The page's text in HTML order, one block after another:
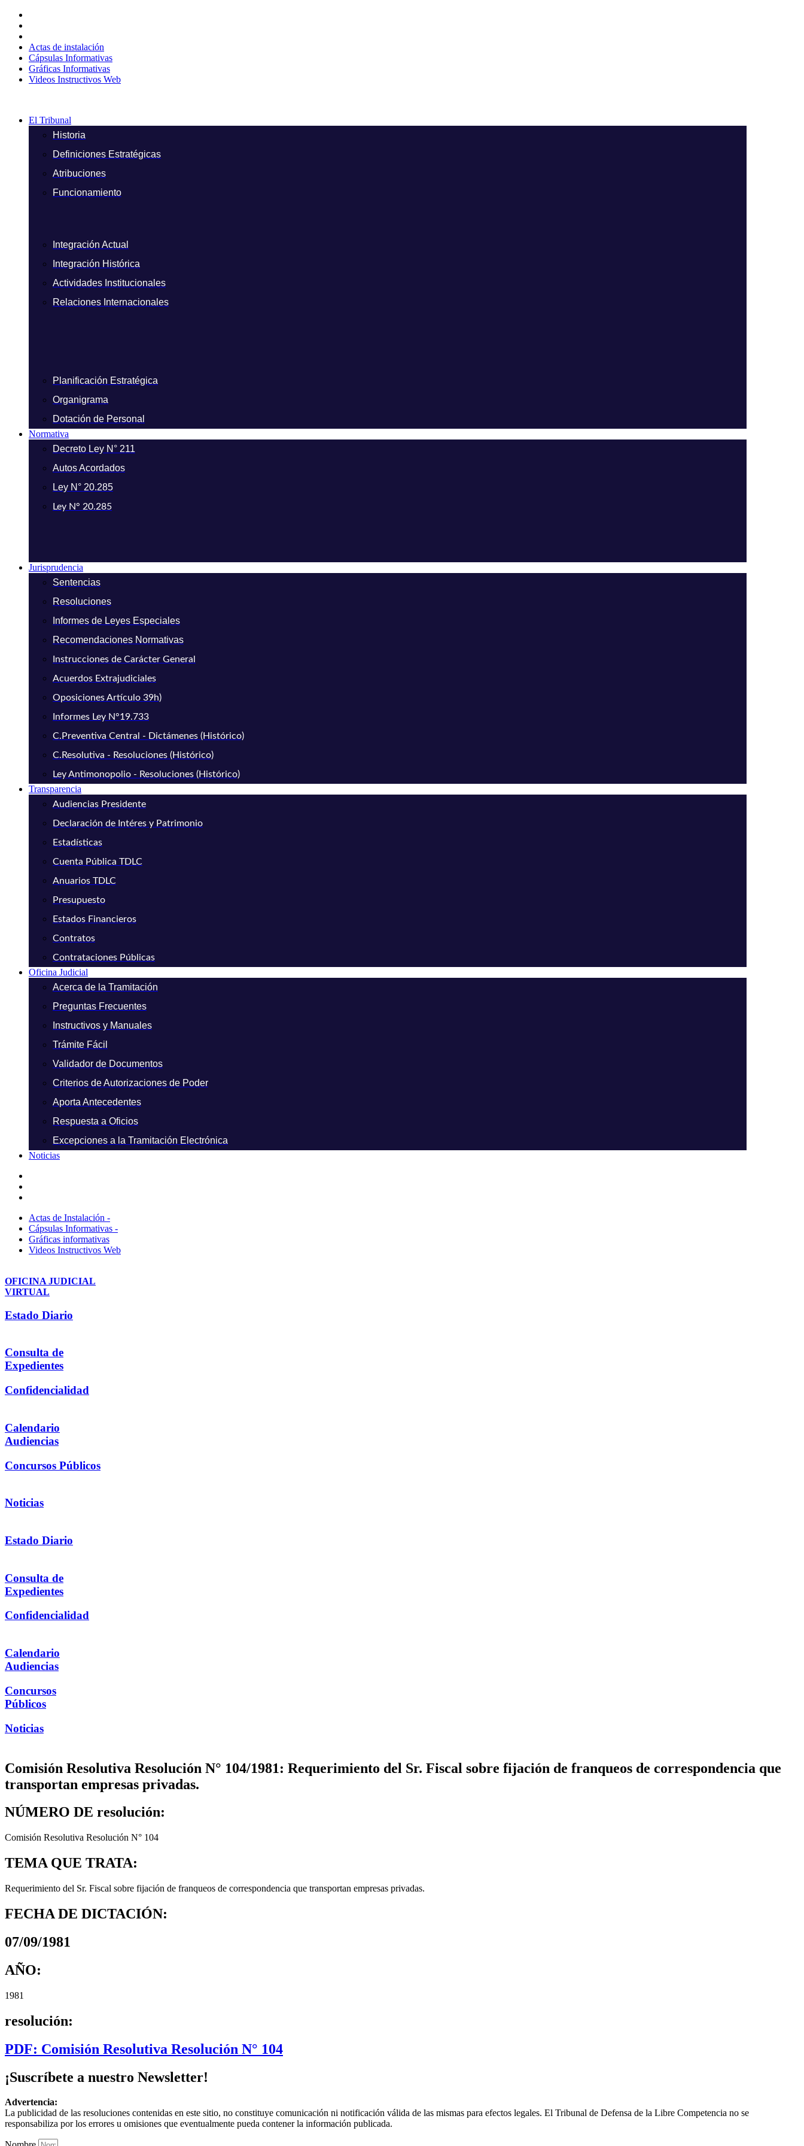
contenido
Actas de instalación
Cápsulas Informativas
Gráficas Informativas
Videos Instructivos Web
El Tribunal
Historia
Definiciones Estratégicas
Atribuciones
Funcionamiento
Integración Actual
Integración Histórica
Actividades Institucionales
Relaciones Internacionales
Planificación Estratégica
Organigrama
Dotación de Personal
Normativa
Decreto Ley N° 211
Autos Acordados
Ley N° 20.285
Ley N° 20.285
Jurisprudencia
Sentencias
Resoluciones
Informes de Leyes Especiales
Recomendaciones Normativas
Instrucciones de Carácter General
Acuerdos Extrajudiciales
Oposiciones Artículo 39h)
Informes Ley N°19.733
C.Preventiva Central - Dictámenes (Histórico)
C.Resolutiva - Resoluciones (Histórico)
Ley Antimonopolio - Resoluciones (Histórico)
Transparencia
Audiencias Presidente
Declaración de Intéres y Patrimonio
Estadísticas
Cuenta Pública TDLC
Anuarios TDLC
Presupuesto
Estados Financieros
Contratos
Contrataciones Públicas
Oficina Judicial
Acerca de la Tramitación
Preguntas Frecuentes
Instructivos y Manuales
Trámite Fácil
Validador de Documentos
Criterios de Autorizaciones de Poder
Aporta Antecedentes
Respuesta a Oficios
Excepciones a la Tramitación Electrónica
Noticias
Actas de Instalación -
Cápsulas Informativas -
Gráficas informativas
Videos Instructivos Web
OFICINA JUDICIAL
VIRTUAL
Estado Diario
Consulta de
Expedientes
Confidencialidad
Calendario
Audiencias
Concursos Públicos
Noticias
Estado Diario
Consulta de
Expedientes
Confidencialidad
Calendario
Audiencias
Concursos
Públicos
Noticias
Comisión Resolutiva Resolución N° 104/1981: Requerimiento del Sr. Fiscal sobre fijación de franqueos de correspondencia que
transportan empresas privadas.
NÚMERO DE resolución:
Comisión Resolutiva Resolución N° 104
TEMA QUE TRATA:
Requerimiento del Sr. Fiscal sobre fijación de franqueos de correspondencia que transportan empresas privadas.
FECHA DE DICTACIÓN:
07/09/1981
AÑO:
1981
resolución:
PDF: Comisión Resolutiva Resolución N° 104
¡Suscríbete a nuestro Newsletter!
Advertencia:
La publicidad de las resoluciones contenidas en este sitio, no constituye comunicación ni notificación válida de las mismas para efectos legales. El Tribunal de Defensa de la Libre Competencia no se
responsabiliza por los errores u omisiones que eventualmente pueda contener la información publicada.